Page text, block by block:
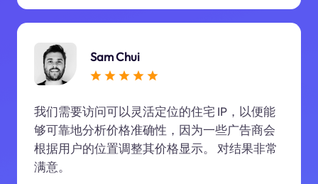
Sam Chui
我们需要访问可以灵活定位的住宅 IP，以便能
够可靠地分析价格准确性，因为一些广告商会
根据用户的位置调整其价格显示。 对结果非常
满意。